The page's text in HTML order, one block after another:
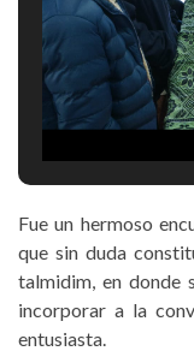
Fue un hermoso
que sin duda
talmidim, en donde
incorporar a la
entusiasta.